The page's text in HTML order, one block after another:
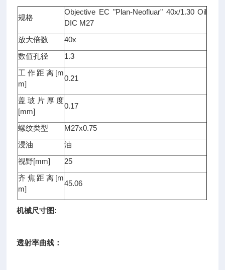
规格
Objective EC "Plan-Neofluar" 40x/1.30 Oil
DIC M27
放大倍数
40x
数值孔径
1.3
工作距离[m
m]
0.21
盖玻片厚度
[mm]
0.17
螺纹类型
M27x0.75
浸油
油
视野[mm]
25
齐焦距离[m
m]
45.06
机械尺寸图:
透射率曲线：